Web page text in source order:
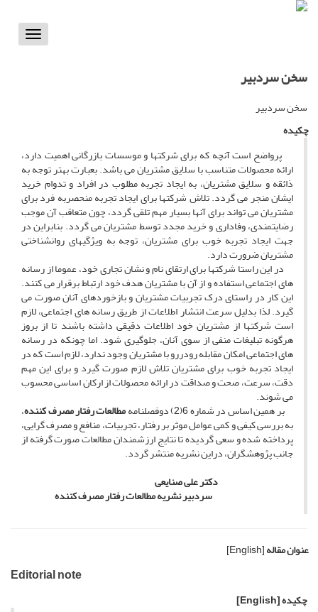
Toggle
سخن سردبیر
سخن سردبیر
چکیده
پرواضح است آنچه که برای شرکتها و موسسات بازرگانی اهمیت دارد،
ارائه محصولات متناسب با سلایق مشتریان می باشد. بعبارت بهتر توجه به
ذائقه و سلایق مشتریان، به ایجاد تجربه مطلوب در افراد و تدوام خرید
ایشان منجر می گردد. تلاش شرکتها برای ایجاد تجربه منحصربه فرد برای
مشتریان می تواند برای آنها بسیار مهم تلقی گردد، چون متعاقب آن موجب
رضایتمندی، وفاداری و خرید مجدد توسط مشتریان می گردد. بنابراین در
جهت ایجاد تجربه خوب برای مشتریان، توجه به ویژگیهای روانشناختی
مشتریان ضرورت دارد.
در این راستا شرکتها برای ارتقای نام و نشان تجاری خود، عموما از رسانه
های اجتماعی استفاده و از آن با مشتریان هدف خود ارتباط برقرار می کنند.
این کار در راستای درک تجربیات مشتریان و بازخوردهای آنان صورت می
گیرد. لذا بدلیل سرعت انتشار اطلاعات از طریق رسانه های اجتماعی، لازم
است شرکتها از مشتریان خود اطلاعات دقیقی داشته باشند تا از بروز
هرگونه تبلیغات منفی از سوی آنان، جلوگیری شود. اما چونکه در رسانه
های اجتماعی امکان مقابله رودررو با مشتریان وجود ندارد، لازم است که در
ایجاد تجربه خوب برای مشتریان تلاش لازم صورت گیرد و برای این مهم
دقت، سرعت، صحت و صداقت در ارائه محصولات از ارکان اساسی محسوب
می شوند.
بر همین اساس در شماره 6(2) دوفصلنامه مطالعات رفتار مصرف کننده،
به بررسی کیفی و کمی عوامل موثر بر رفتار، تجربیات، منافع و مصرف گرایی،
پرداخته شده و سعی گردیده تا نتایج ارزشمندان مطالعات صورت گرفته از
جانب پژوهشگران، دراین نشریه منتشر گردد.
دکتر علی صنایعی
سردبیر نشریه مطالعات رفتار مصرف کننده
عنوان مقاله[English]
Editorial note
چکیده[English]